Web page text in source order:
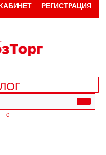
КАБИНЕТ РЕГИСТРАЦИЯ
0